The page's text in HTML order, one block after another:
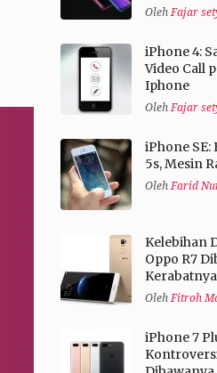
OlehFajar
iPhone 4:
Video Call
Iphone
OlehFajar
iPhone SE:
5s, Mesin
OlehFarid
Kelebihan
Oppo R7
OlehFitroh
iPhone 7